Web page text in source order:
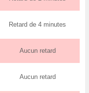
Retard de 4 minutes
Aucun retard
Aucun retard